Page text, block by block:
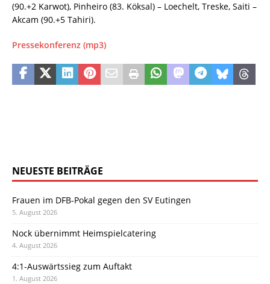
(90.+2 Karwot), Pinheiro (83. Köksal) – Loechelt, Treske, Saiti –
Akcam (90.+5 Tahiri).
Pressekonferenz (mp3)
NEUESTE BEITRÄGE
Frauen im DFB-Pokal gegen den SV Eutingen
5. August 2026
Nock übernimmt Heimspielcatering
4. August 2026
4:1-Auswärtssieg zum Auftakt
1. August 2026